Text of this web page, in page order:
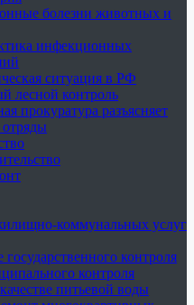
болезни животных и
инфекционных
ситуация в РФ
лесной контроль
прокуратура разъясняет
отряды
коммунальных услуг
контроля
контроля
питьевой воды